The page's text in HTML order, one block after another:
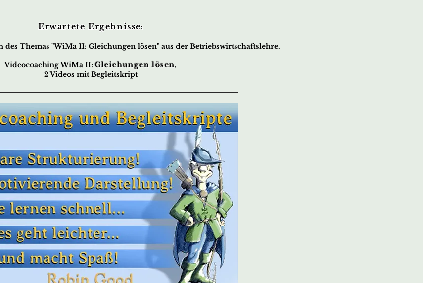
Erwartete Ergebnisse:
des Themas "WiMa II: Gleichungen lösen" aus der Betriebswirtschaftslehre.
Videocoaching WiMa II:Gleichungen lösen,
2 Videos mit Begleitskript